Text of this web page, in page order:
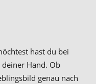
hast du bei
Hand. Ob
genau nach